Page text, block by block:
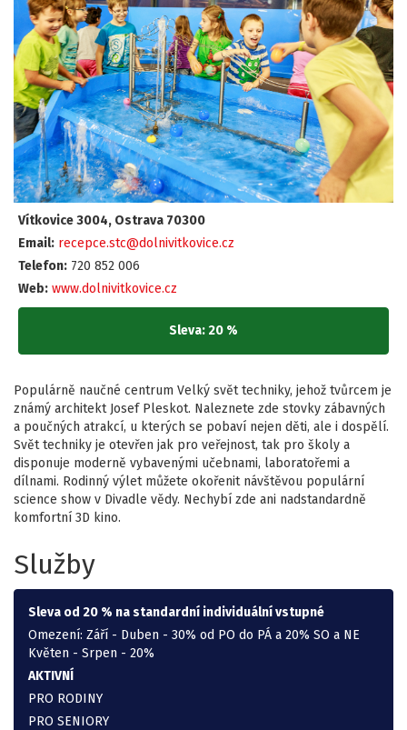
Vítkovice 3004, Ostrava 70300
Email: recepce.stc@dolnivitkovice.cz
Telefon: 720 852 006
Web: www.dolnivitkovice.cz
Sleva: 20 %
Populárně naučné centrum Velký svět techniky, jehož tvůrcem je
známý architekt Josef Pleskot. Naleznete zde stovky zábavných
a poučných atrakcí, u kterých se pobaví nejen děti, ale i dospělí.
Svět techniky je otevřen jak pro veřejnost, tak pro školy a
disponuje moderně vybavenými učebnami, laboratořemi a
dílnami. Rodinný výlet můžete okořenit návštěvou populární
science show v Divadle vědy. Nechybí zde ani nadstandardně
komfortní 3D kino.
Služby
Sleva od 20 % na standardní individuální vstupné
Omezení: Září - Duben - 30% od PO do PÁ a 20% SO a NE
Květen - Srpen - 20%
AKTIVNÍ
PRO RODINY
PRO SENIORY